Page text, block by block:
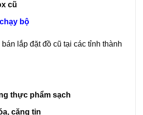
cũ
bộ
lắp đặt đồ cũ tại các tỉnh thành
thực phẩm sạch
căng tin